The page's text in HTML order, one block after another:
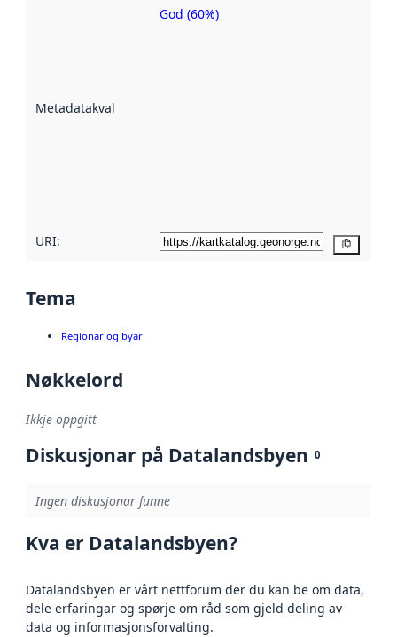
Metadatakvalitet
Metadatakvalitet
God (60%)
URI:
Tema
Regionar og byar
Nøkkelord
Ikkje oppgitt
Diskusjonar på Datalandsbyen 0
Ingen diskusjonar funne
Kva er Datalandsbyen?
Datalandsbyen er vårt nettforum der du kan be om data,
dele erfaringar og spørje om råd som gjeld deling av
data og informasjonsforvalting.